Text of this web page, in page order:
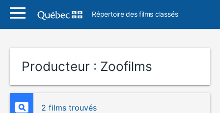
Répertoire des films classés
Producteur : Zoofilms
2 films trouvés